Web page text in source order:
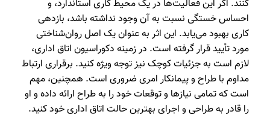
کنند. اگر این فعالیت‌ها در یک محیط کاری استاندارد، و
احساس خستگی نسبت به آن وجود نداشته باشد، بازدهی
کاری بهبود می‌یابد. این اثر به عنوان یک اصل روان‌شناختی
مورد تأیید قرار گرفته است. در زمینه دکوراسیون اتاق اداری،
لازم است به جزئیات کوچک نیز توجه ویژه کنید. برقراری ارتباط
مداوم با طراح و پیمانکار امری ضروری است. همچنین، مهم
است که تمامی نیازها و توقعات خود را به طراح ارائه داده و او
را قادر به طراحی و اجرای بهترین حالت اتاق اداری خود کنید.